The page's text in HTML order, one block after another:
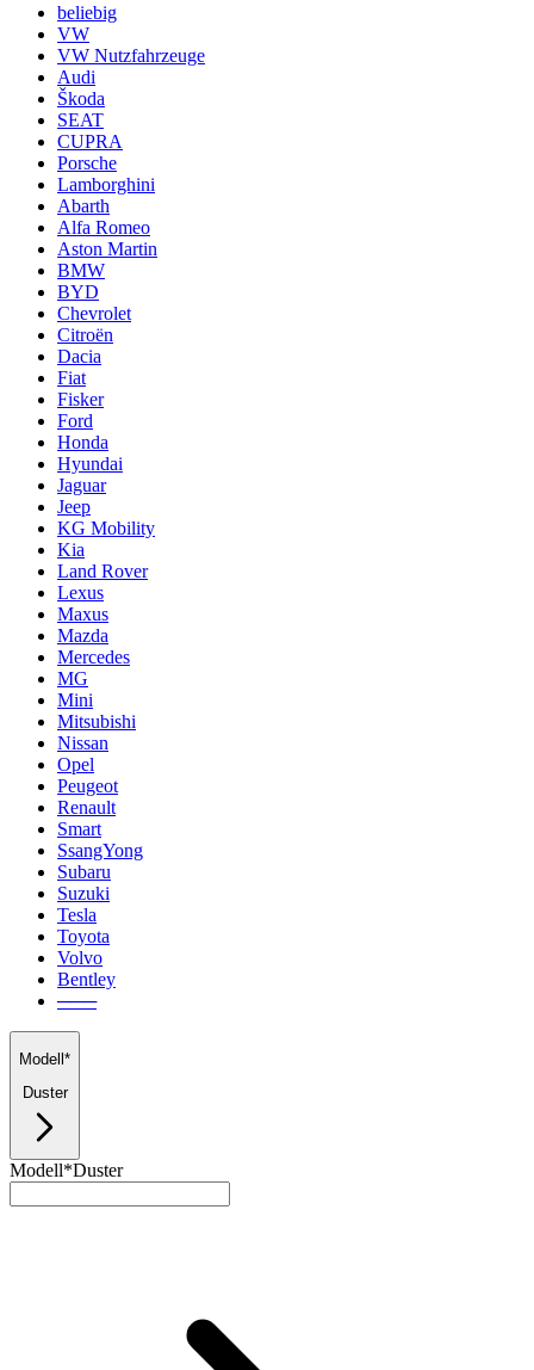
beliebig
VW
VW Nutzfahrzeuge
Audi
Škoda
SEAT
CUPRA
Porsche
Lamborghini
Abarth
Alfa Romeo
Aston Martin
BMW
BYD
Chevrolet
Citroën
Dacia
Fiat
Fisker
Ford
Honda
Hyundai
Jaguar
Jeep
KG Mobility
Kia
Land Rover
Lexus
Maxus
Mazda
Mercedes
MG
Mini
Mitsubishi
Nissan
Opel
Peugeot
Renault
Smart
SsangYong
Subaru
Suzuki
Tesla
Toyota
Volvo
Bentley
───
Modell*
Duster
Modell*Duster